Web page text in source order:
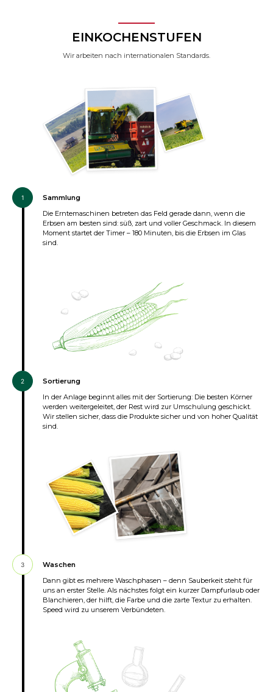
EINKOCHENSTUFEN
Wir arbeiten nach internationalen Standards.
1
Sammlung
Die Erntemaschinen betreten das Feld gerade dann, wenn die
Erbsen am besten sind: süß, zart und voller Geschmack. In diesem
Moment startet der Timer – 180 Minuten, bis die Erbsen im Glas
sind.
2
Sortierung
In der Anlage beginnt alles mit der Sortierung: Die besten Körner
werden weitergeleitet, der Rest wird zur Umschulung geschickt.
Wir stellen sicher, dass die Produkte sicher und von hoher Qualität
sind.
3
Waschen
Dann gibt es mehrere Waschphasen – denn Sauberkeit steht für
uns an erster Stelle. Als nächstes folgt ein kurzer Dampfurlaub oder
Blanchieren, der hilft, die Farbe und die zarte Textur zu erhalten.
Speed wird zu unserem Verbündeten.